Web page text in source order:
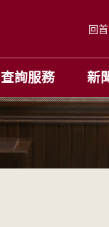
回
查詢服務 新